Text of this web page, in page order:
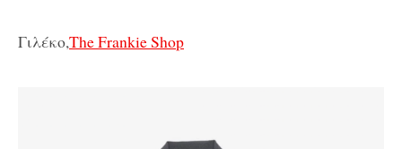
Γιλέκο,The Frankie Shop